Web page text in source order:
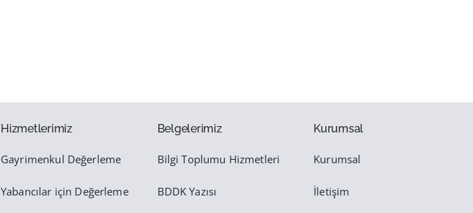
Hizmetlerimiz
Gayrimenkul Değerleme
Yabancılar için Değerleme
Belgelerimiz
Bilgi Toplumu Hizmetleri
BDDK Yazısı
Kurumsal
Kurumsal
İletişim